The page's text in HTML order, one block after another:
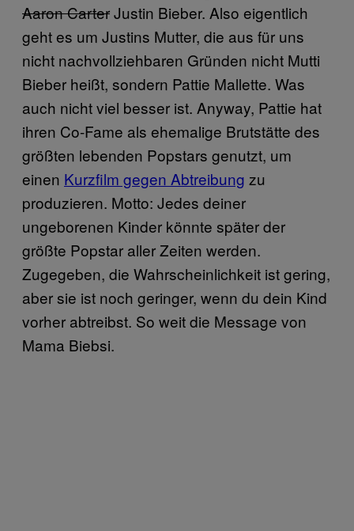
Aaron CarterJustin Bieber. Also eigentlich
geht es um Justins Mutter, die aus für uns
nicht nachvollziehbaren Gründen nicht Mutti
Bieber heißt, sondern Pattie Mallette. Was
auch nicht viel besser ist. Anyway, Pattie hat
ihren Co-Fame als ehemalige Brutstätte des
größten lebenden Popstars genutzt, um
einen Kurzfilm gegen Abtreibung zu
produzieren. Motto: Jedes deiner
ungeborenen Kinder könnte später der
größte Popstar aller Zeiten werden.
Zugegeben, die Wahrscheinlichkeit ist gering,
aber sie ist noch geringer, wenn du dein Kind
vorher abtreibst. So weit die Message von
Mama Biebsi.